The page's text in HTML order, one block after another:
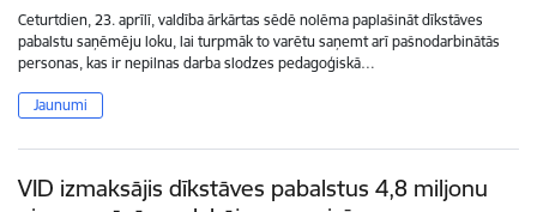
Ceturtdien, 23. aprīlī, valdība ārkārtas sēdē nolēma paplašināt dīkstāves
pabalstu saņēmēju loku, lai turpmāk to varētu saņemt arī pašnodarbinātās
personas, kas ir nepilnas darba slodzes pedagoģiskā…
Jaunumi
VID izmaksājis dīkstāves pabalstus 4,8 miljonu